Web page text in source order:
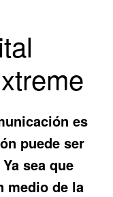
es
puede ser
sea que
medio de la